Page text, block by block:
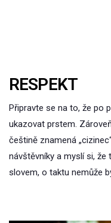
RESPEKT
Připravte se na to, že po
ukazovat prstem.
češtině znamená
návštěvníky a myslí si,
slovem, o taktu nemůže